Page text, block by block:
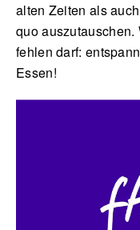
alten Zeiten als
quo
fehlen darf:
Essen!